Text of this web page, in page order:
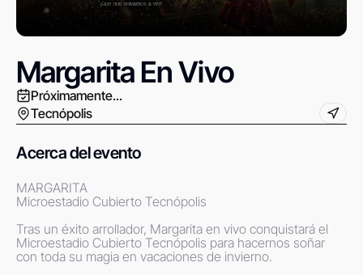
Margarita En Vivo
Próximamente...
Tecnópolis
Acerca del evento
MARGARITA
Microestadio Cubierto Tecnópolis
Tras un éxito arrollador, Margarita en vivo conquistará el
Microestadio Cubierto Tecnópolis para hacernos soñar
con toda su magia en vacaciones de invierno.